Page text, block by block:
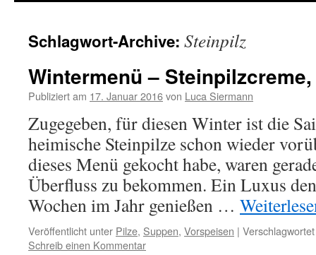
Schlagwort-Archive: Steinpilz
Wintermenü –
Publiziert am 17. Januar 2016von Luca Siermann
Zugegeben, für diesen Winter ist die
heimische Steinpilze schon wieder
dieses Menü gekocht habe, waren
Überfluss zu bekommen. Ein Luxus
Wochen im Jahr genießen …
Veröffentlicht unter Pilze, Suppen, Vorspeisen |
Schreib einen Kommentar